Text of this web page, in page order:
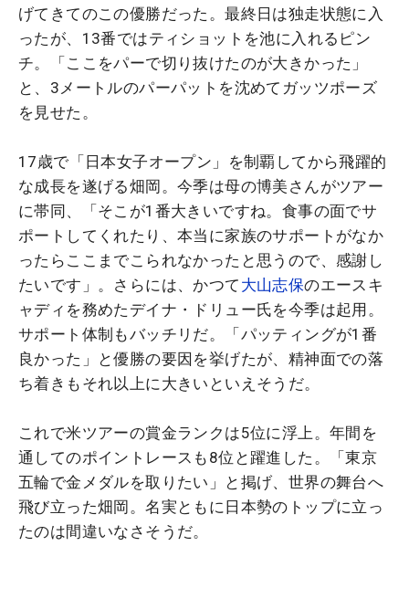
げてきてのこの優勝だった。最終日は独走状態に入
ったが、13番ではティショットを池に入れるピン
チ。「ここをパーで切り抜けたのが大きかった」
と、3メートルのパーパットを沈めてガッツポーズ
を見せた。
17歳で「日本女子オープン」を制覇してから飛躍的
な成長を遂げる畑岡。今季は母の博美さんがツアー
に帯同、「そこが1番大きいですね。食事の面でサ
ポートしてくれたり、本当に家族のサポートがなか
ったらここまでこられなかったと思うので、感謝し
たいです」。さらには、かつて 大山志保のエースキ
ャディを務めたデイナ・ドリュー氏を今季は起用。
サポート体制もバッチリだ。「パッティングが1番
良かった」と優勝の要因を挙げたが、精神面での落
ち着きもそれ以上に大きいといえそうだ。
これで米ツアーの賞金ランクは5位に浮上。年間を
通してのポイントレースも8位と躍進した。「東京
五輪で金メダルを取りたい」と掲げ、世界の舞台へ
飛び立った畑岡。名実ともに日本勢のトップに立っ
たのは間違いなさそうだ。